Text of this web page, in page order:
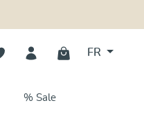
Vous avez 0 articles dans votre
FR
% Sale